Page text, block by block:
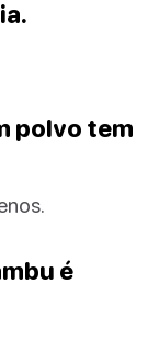
polvo tem
é